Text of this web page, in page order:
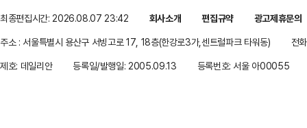
최종편집시간: 2026.08.07 23:42 회사소개 편집규약
광고제휴문의
주소 : 서울특별시 용산구 서빙고로 17, 18층(한강로3가,센트럴파크 타워동)
전
제호: 데일리안
등록일/발행일: 2005.09.13 등록번호: 서울 아00055